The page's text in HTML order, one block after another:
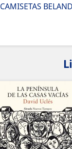
CAMISETAS BELAND